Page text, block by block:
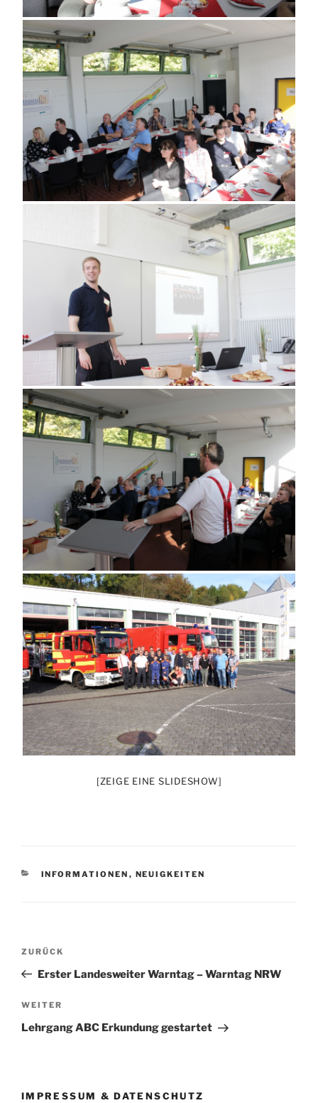
[ZEIGE EINE SLIDESHOW]
KATEGORIEN
INFORMATIONEN , NEUIGKEITEN
Beitragsnavigation
Vorheriger
Beitrag
ZURÜCK
Erster Landesweiter Warntag – Warntag NRW
Nächster
Beitrag
WEITER
Lehrgang ABC Erkundung gestartet
IMPRESSUM & DATENSCHUTZ